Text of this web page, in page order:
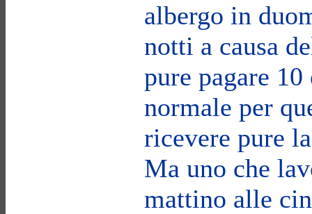
albergo in
notti a causa
pure pagare
normale per
ricevere pure
Ma uno che
mattino alle